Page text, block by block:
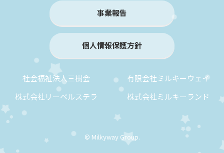
事業報告
個人情報保護方針
社会福祉法人三樹会
有限会社ミルキーウェイ
株式会社リーベルステラ
株式会社ミルキーランド
© Milkyway Group.